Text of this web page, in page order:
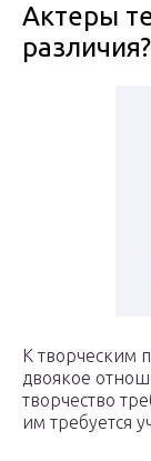
Актеры
различия?
К творческим
двоякое
творчество
им требуется